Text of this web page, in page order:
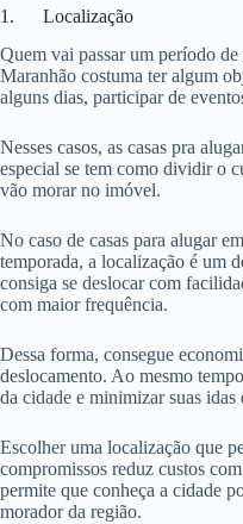
1. Localização
Quem vai passar um período
Maranhão costuma ter algum
alguns dias, participar de
Nesses casos, as casas pra
especial se tem como dividir o
vão morar no imóvel.
No caso de casas para alugar
temporada, a localização é um
consiga se deslocar com
com maior frequência.
Dessa forma, consegue
deslocamento. Ao mesmo
da cidade e minimizar suas idas
Escolher uma localização que
compromissos reduz custos
permite que conheça a cidade
morador da região.